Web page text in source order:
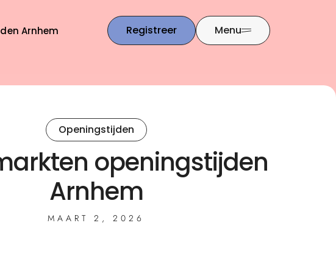
Arnhem Registreer Menu
Openingstijden
openingstijden
Arnhem
MAART 2, 2026